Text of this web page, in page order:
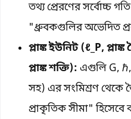
তথ্য প্রেরণের সর্বোচ্চ
"ধ্রুবকগুলির অভেদিত
প্লাঙ্ক ইউনিট (ℓ_P,
প্লাঙ্ক শক্তি): এগুলি G, ℏ,
সহ) এর সংমিশ্রণ থেকে
প্রাকৃতিক সীমা" হিসেবে